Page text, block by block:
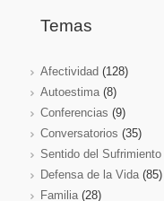
Temas
Afectividad (128)
Autoestima(8)
Conferencias (9)
Conversatorios (35)
Sentido del Sufrimiento
Defensa de la Vida(85)
Familia(28)